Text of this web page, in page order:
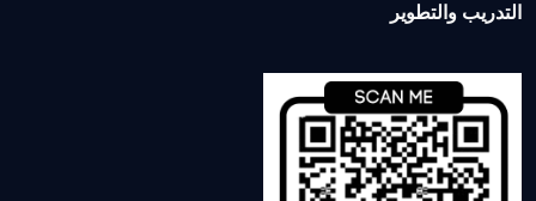
التدريب والتطوير